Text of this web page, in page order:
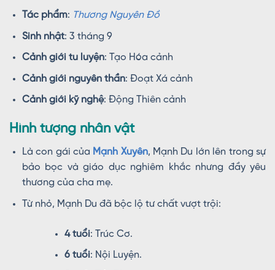
Tác phẩm: Thương Nguyên Đồ
Sinh nhật: 3 tháng 9
Cảnh giới tu luyện: Tạo Hóa cảnh
Cảnh giới nguyên thần: Đoạt Xá cảnh
Cảnh giới kỹ nghệ: Động Thiên cảnh
Hình tượng nhân vật
Là con gái của Mạnh Xuyên, Mạnh Du lớn lên trong sự
bảo bọc và giáo dục nghiêm khắc nhưng đầy yêu
thương của cha mẹ.
Từ nhỏ, Mạnh Du đã bộc lộ tư chất vượt trội:
4 tuổi: Trúc Cơ.
6 tuổi: Nội Luyện.